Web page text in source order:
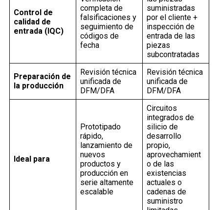
Control de
calidad de
entrada (IQC)
completa de
falsificaciones y
seguimiento de
códigos de
fecha
suministradas
por el cliente +
inspección de
entrada de las
piezas
subcontratadas
Preparación de
la producción
Revisión técnica
unificada de
DFM/DFA
Revisión técnica
unificada de
DFM/DFA
Ideal para
Prototipado
rápido,
lanzamiento de
nuevos
productos y
producción en
serie altamente
escalable
Circuitos
integrados de
silicio de
desarrollo
propio,
aprovechamient
o de las
existencias
actuales o
cadenas de
suministro